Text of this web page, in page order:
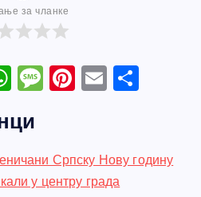
за чланке
W
at
s
A
M
a
g
Pi
e
st
E
e
Српску Нову годину
у центру града